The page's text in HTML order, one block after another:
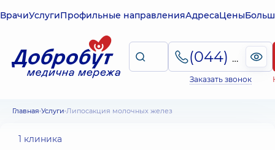
ВрачиУслугиПрофильные направленияАдресаЦены
(044) 495-2-888
Заказать звонок
Главная Услуги Липосакция молочных желез
1 клиника